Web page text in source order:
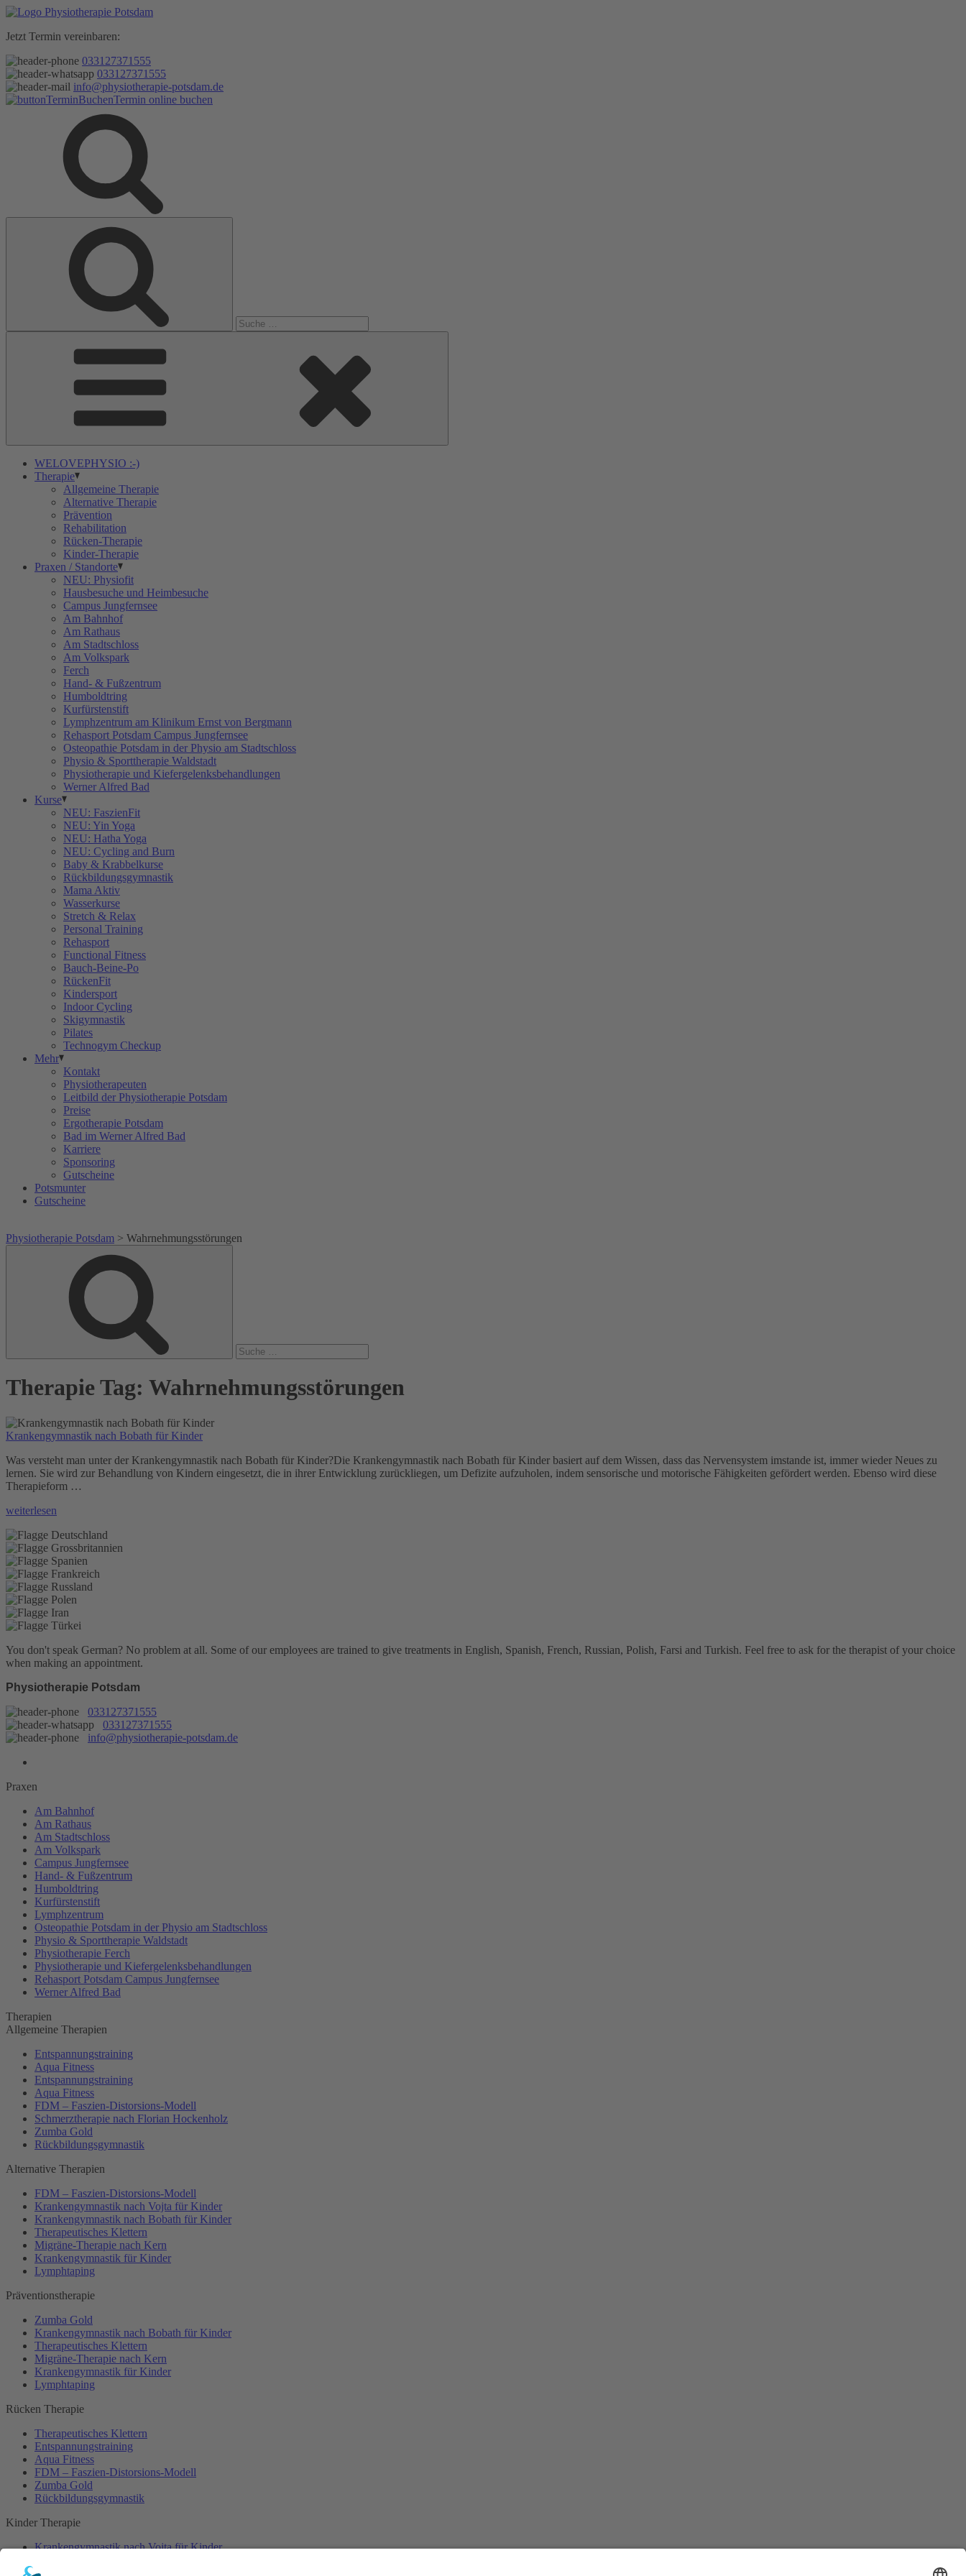
Zum
springen
Jetzt Termin vereinbaren:
033127371555
033127371555
info@physiotherapie-potsdam.de
Termin online buchen
WELOVEPHYSIO :-)
Therapie
Allgemeine Therapie
Alternative Therapie
Prävention
Rehabilitation
Rücken-Therapie
Kinder-Therapie
Praxen / Standorte
NEU: Physiofit
Hausbesuche und Heimbesuche
Campus Jungfernsee
Am Bahnhof
Am Rathaus
Am Stadtschloss
Am Volkspark
Ferch
Hand- & Fußzentrum
Humboldtring
Kurfürstenstift
Lymphzentrum am Klinikum Ernst von Bergmann
Rehasport Potsdam Campus Jungfernsee
Osteopathie Potsdam in der Physio am Stadtschloss
Physio & Sporttherapie Waldstadt
Physiotherapie und Kiefergelenksbehandlungen
Werner Alfred Bad
Kurse
NEU: FaszienFit
NEU: Yin Yoga
NEU: Hatha Yoga
NEU: Cycling and Burn
Baby & Krabbelkurse
Rückbildungsgymnastik
Mama Aktiv
Wasserkurse
Stretch & Relax
Personal Training
Rehasport
Functional Fitness
Bauch-Beine-Po
RückenFit
Kindersport
Indoor Cycling
Skigymnastik
Pilates
Technogym Checkup
Mehr
Kontakt
Physiotherapeuten
Leitbild der Physiotherapie Potsdam
Preise
Ergotherapie Potsdam
Bad im Werner Alfred Bad
Karriere
Sponsoring
Gutscheine
Potsmunter
Gutscheine
Physiotherapie Potsdam > Wahrnehmungsstörungen
Therapie Tag: Wahrnehmungsstörungen
Krankengymnastik nach Bobath für Kinder
Was versteht man unter der Krankengymnastik nach Bobath für Kinder?Die Krankengymnastik nach Bobath für Kinder basiert auf dem Wissen, dass das Nervensystem imstande ist, immer wieder Neues zu
lernen. Sie wird zur Behandlung von Kindern eingesetzt, die in ihrer Entwicklung zurückliegen, um Defizite aufzuholen, indem sensorische und motorische Fähigkeiten gefördert werden. Ebenso wird diese
Therapieform …
„Krankengymnastik
Bobath
für
Kinder“
weiterlesen
You don't speak German? No problem at all. Some of our employees are trained to give treatments in English, Spanish, French, Russian, Polish, Farsi and Turkish. Feel free to ask for the therapist of your choice
when making an appointment.
Physiotherapie Potsdam
033127371555
033127371555
info@physiotherapie-potsdam.de
Praxen
Am Bahnhof
Am Rathaus
Am Stadtschloss
Am Volkspark
Campus Jungfernsee
Hand- & Fußzentrum
Humboldtring
Kurfürstenstift
Lymphzentrum
Osteopathie Potsdam in der Physio am Stadtschloss
Physio & Sporttherapie Waldstadt
Physiotherapie Ferch
Physiotherapie und Kiefergelenksbehandlungen
Rehasport Potsdam Campus Jungfernsee
Werner Alfred Bad
Therapien
Allgemeine Therapien
Entspannungstraining
Aqua Fitness
Entspannungstraining
Aqua Fitness
FDM – Faszien-Distorsions-Modell
Schmerztherapie nach Florian Hockenholz
Zumba Gold
Rückbildungsgymnastik
Alternative Therapien
FDM – Faszien-Distorsions-Modell
Krankengymnastik nach Vojta für Kinder
Krankengymnastik nach Bobath für Kinder
Therapeutisches Klettern
Migräne-Therapie nach Kern
Krankengymnastik für Kinder
Lymphtaping
Präventionstherapie
Zumba Gold
Krankengymnastik nach Bobath für Kinder
Therapeutisches Klettern
Migräne-Therapie nach Kern
Krankengymnastik für Kinder
Lymphtaping
Rücken Therapie
Therapeutisches Klettern
Entspannungstraining
Aqua Fitness
FDM – Faszien-Distorsions-Modell
Zumba Gold
Rückbildungsgymnastik
Kinder Therapie
Krankengymnastik nach Vojta für Kinder
Krankengymnastik für Kinder